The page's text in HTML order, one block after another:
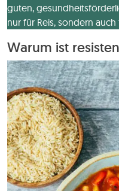
guten,
nur für Reis, sondern
Warum ist